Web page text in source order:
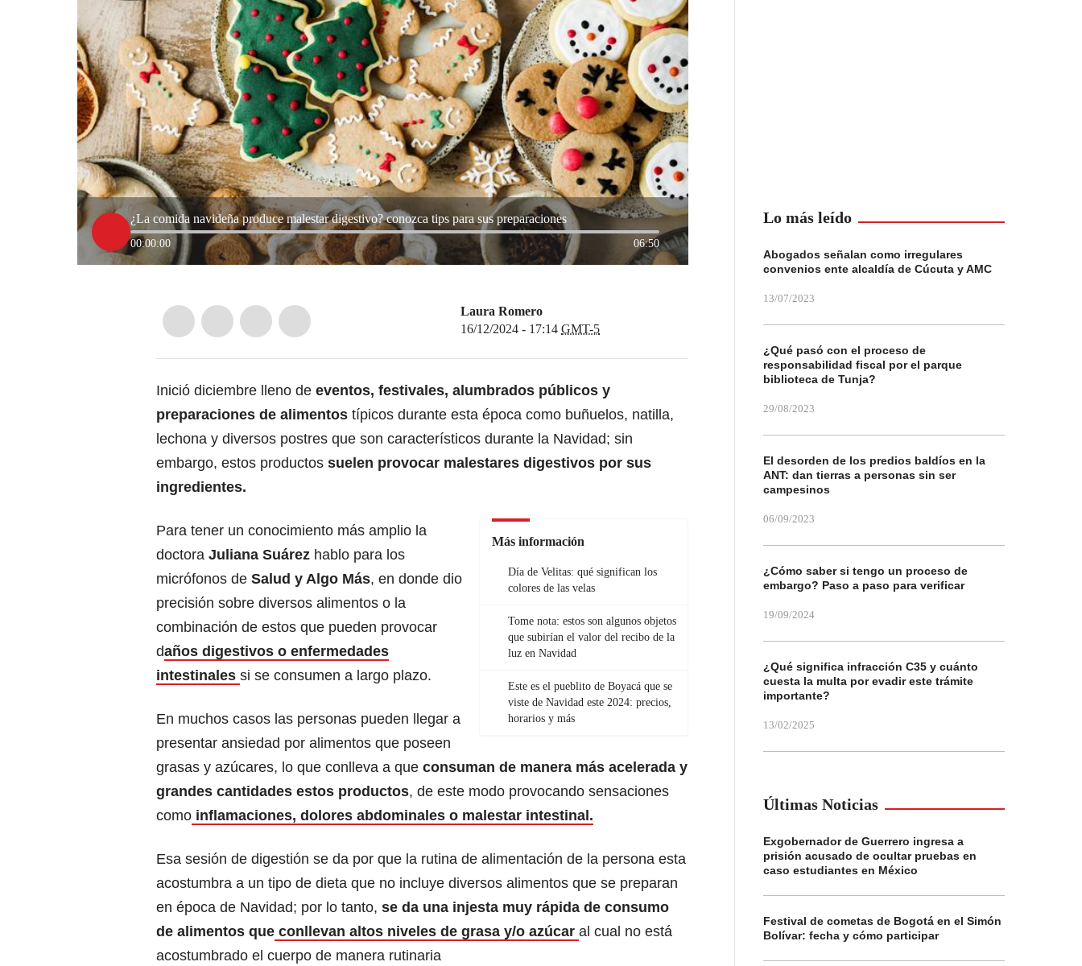
¿La comida navideña produce malestar digestivo? conozca tips para sus preparaciones
00:00:00 06:50
Laura Romero
16/12/2024 - 17:14 GMT-5
Inició diciembre lleno de eventos, festivales, alumbrados públicos y
preparaciones de alimentos típicos durante esta época como buñuelos, natilla,
lechona y diversos postres que son característicos durante la Navidad; sin
embargo, estos productos suelen provocar malestares digestivos por sus
ingredientes.
Más información
Día de Velitas: qué significan los
colores de las velas
Tome nota: estos son algunos objetos
que subirían el valor del recibo de la
luz en Navidad
Este es el pueblito de Boyacá que se
viste de Navidad este 2024: precios,
horarios y más
Para tener un conocimiento más amplio la
doctora Juliana Suárez hablo para los
micrófonos de Salud y Algo Más, en donde dio
precisión sobre diversos alimentos o la
combinación de estos que pueden provocar
daños digestivos o enfermedades
intestinales si se consumen a largo plazo.
En muchos casos las personas pueden llegar a
presentar ansiedad por alimentos que poseen
grasas y azúcares, lo que conlleva a que consuman de manera más acelerada y
grandes cantidades estos productos, de este modo provocando sensaciones
como inflamaciones, dolores abdominales o malestar intestinal.
Esa sesión de digestión se da por que la rutina de alimentación de la persona esta
acostumbra a un tipo de dieta que no incluye diversos alimentos que se preparan
en época de Navidad; por lo tanto, se da una injesta muy rápida de consumo
de alimentos que conllevan altos niveles de grasa y/o azúcar al cual no está
acostumbrado el cuerpo de manera rutinaria
Lo más leído
Abogados señalan como irregulares
convenios ente alcaldía de Cúcuta y AMC
13/07/2023
¿Qué pasó con el proceso de
responsabilidad fiscal por el parque
biblioteca de Tunja?
29/08/2023
El desorden de los predios baldíos en la
ANT: dan tierras a personas sin ser
campesinos
06/09/2023
¿Cómo saber si tengo un proceso de
embargo? Paso a paso para verificar
19/09/2024
¿Qué significa infracción C35 y cuánto
cuesta la multa por evadir este trámite
importante?
13/02/2025
Últimas Noticias
Exgobernador de Guerrero ingresa a
prisión acusado de ocultar pruebas en
caso estudiantes en México
Festival de cometas de Bogotá en el Simón
Bolívar: fecha y cómo participar